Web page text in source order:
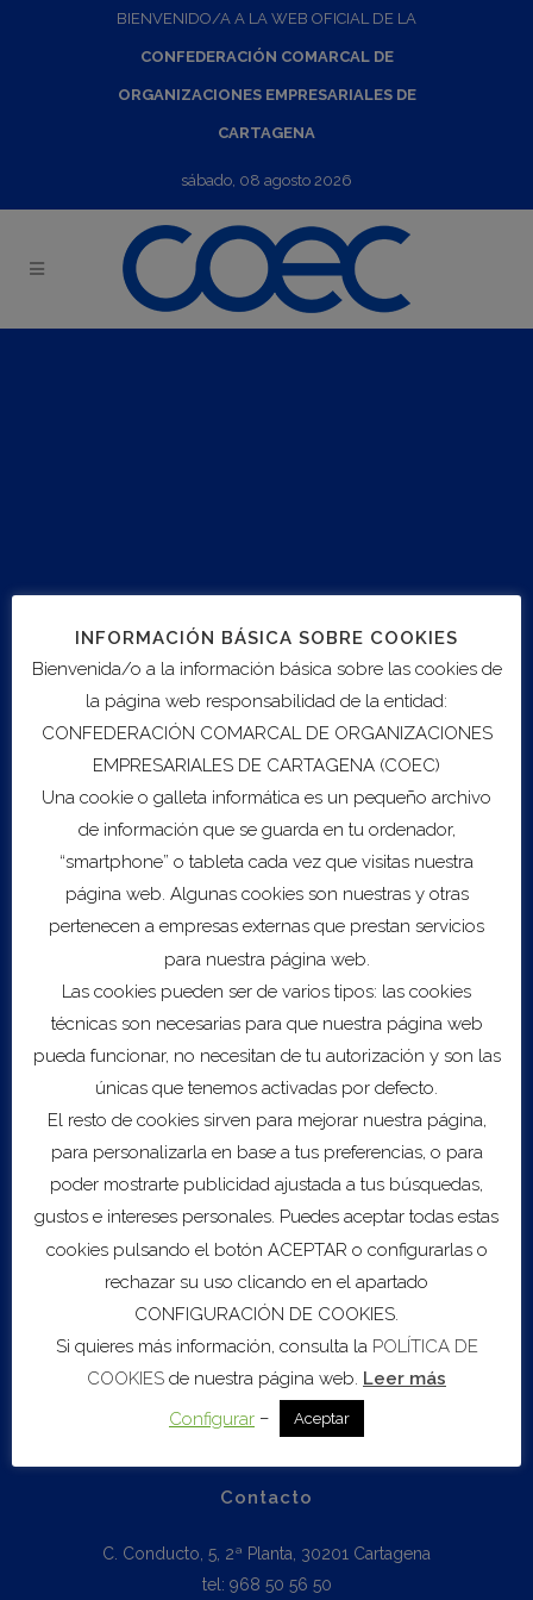
BIENVENIDO/A A LA WEB OFICIAL DE LA
CONFEDERACIÓN COMARCAL DE
ORGANIZACIONES EMPRESARIALES DE
CARTAGENA
sábado, 08 agosto 2026
Export to .ICS file
Import to Google Calendar
Servicios
Asesoramiento Empresarial
B2DIGIT@L
Escalado
Red de inversores
Fondos Next Generation EU
Biblioteca
Boletín Informativo
Estamos en Europa
Mercado de Trabajo
Estudios Económicos
Contacto
C. Conducto, 5, 2ª Planta, 30201 Cartagena
tel: 968 50 56 50
INFORMACIÓN BÁSICA SOBRE COOKIES
Bienvenida/o a la información básica sobre las cookies de
la página web responsabilidad de la entidad:
CONFEDERACIÓN COMARCAL DE ORGANIZACIONES
EMPRESARIALES DE CARTAGENA (COEC)
Una cookie o galleta informática es un pequeño archivo
de información que se guarda en tu ordenador,
“smartphone” o tableta cada vez que visitas nuestra
página web. Algunas cookies son nuestras y otras
pertenecen a empresas externas que prestan servicios
para nuestra página web.
Las cookies pueden ser de varios tipos: las cookies
técnicas son necesarias para que nuestra página web
pueda funcionar, no necesitan de tu autorización y son las
únicas que tenemos activadas por defecto.
El resto de cookies sirven para mejorar nuestra página,
para personalizarla en base a tus preferencias, o para
poder mostrarte publicidad ajustada a tus búsquedas,
gustos e intereses personales. Puedes aceptar todas estas
cookies pulsando el botón ACEPTAR o configurarlas o
rechazar su uso clicando en el apartado
CONFIGURACIÓN DE COOKIES.
Si quieres más información, consulta la POLÍTICA DE
COOKIES de nuestra página web. Leer más
Configurar – Aceptar